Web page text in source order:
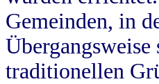
Gemeinden, in
traditionellen